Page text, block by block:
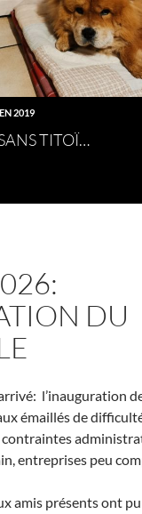
2019
TITOÏ…
DU
l’inauguration
émaillés de
entreprises peu
amis présents ont